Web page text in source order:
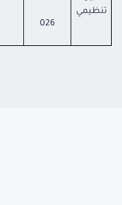
تنظيمي
026